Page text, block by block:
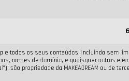
e todos os seus conteúdos, incluindo sem
nomes de domínio, e quaisquer outros
são propriedade da MAKEADREAM ou de